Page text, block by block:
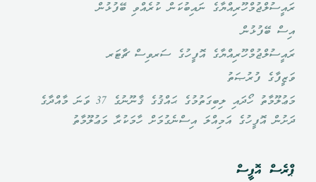
ރައީސުލްޖުމްހޫރިއްޔާގެ ނައިބުކަން ކުރެއްވި ބޭފުޅުން
އިސް ބޭފުޅުން
ރައީސުލްޖުމްހޫރިއްޔާގެ އޮފީހުގެ ސަރވިސް ޗާޓަރ
ވަޒީފާގެ ފުރުޞަތު
މަޢުލޫމާތު ހޯދައި ލިބިގަތުމުގެ ޙައްޤުގެ ޤާނޫނުގެ 37 ވަނަ މާއްދާގެ
ދަށުން އޮފީހުގެ އަމިއްލަ އިސްނެގުމަށް ހާމަކުރާ މަޢުލޫމާތު
ޕްރެސް އޮފީސް